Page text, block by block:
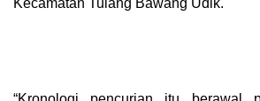
Kecamatan Tulang Bawang Udik.